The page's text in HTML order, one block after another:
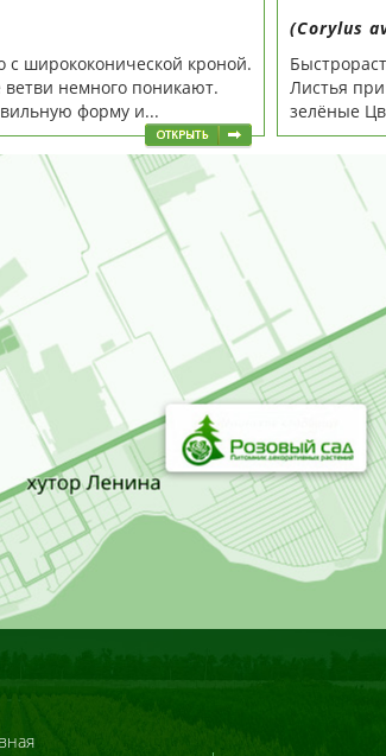
с ширококонической кроной.
ветви немного поникают.
форму и...
(Corylus
Листья
зелёные